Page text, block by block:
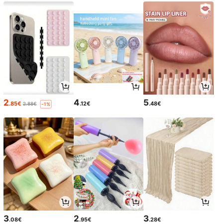
2.85€ 2.88€ -1% 4.12€ 5.48€
3.08€ 2.95€ 3.28€